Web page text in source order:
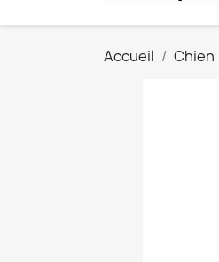
Accueil Chien